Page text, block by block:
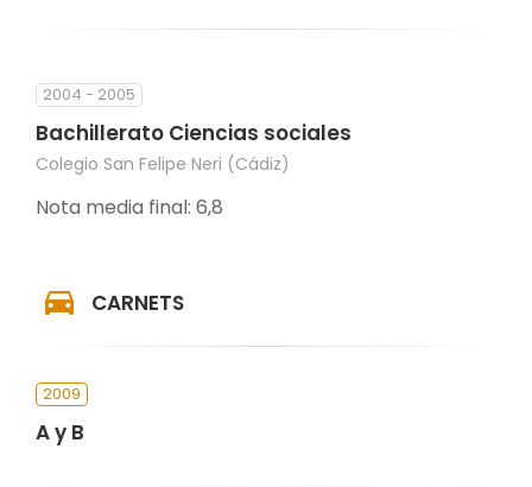
2004 - 2005
Bachillerato Ciencias sociales
Colegio San Felipe Neri (Cádiz)
Nota media final: 6,8
CARNETS
2009
A y B